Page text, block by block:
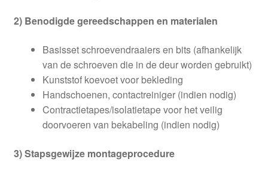
2) Benodigde gereedschappen en materialen
Basisset schroevendraaiers en bits (afhankelijk
van de schroeven die in de deur worden gebruikt)
Kunststof koevoet voor bekleding
Handschoenen, contactreiniger (indien nodig)
Contractietapes/isolatietape voor het veilig
doorvoeren van bekabeling (indien nodig)
3) Stapsgewijze montageprocedure